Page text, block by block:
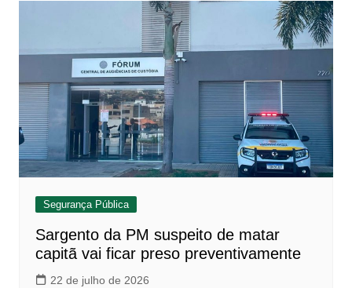
Segurança Pública
Sargento da PM suspeito de matar
capitã vai ficar preso preventivamente
22 de julho de 2026